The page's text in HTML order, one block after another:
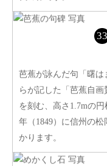
芭蕉が詠んだ句「曙は
らが記した「芭蕉自
を刻む、高さ1.7mの
年（1849）に信州の
かります。